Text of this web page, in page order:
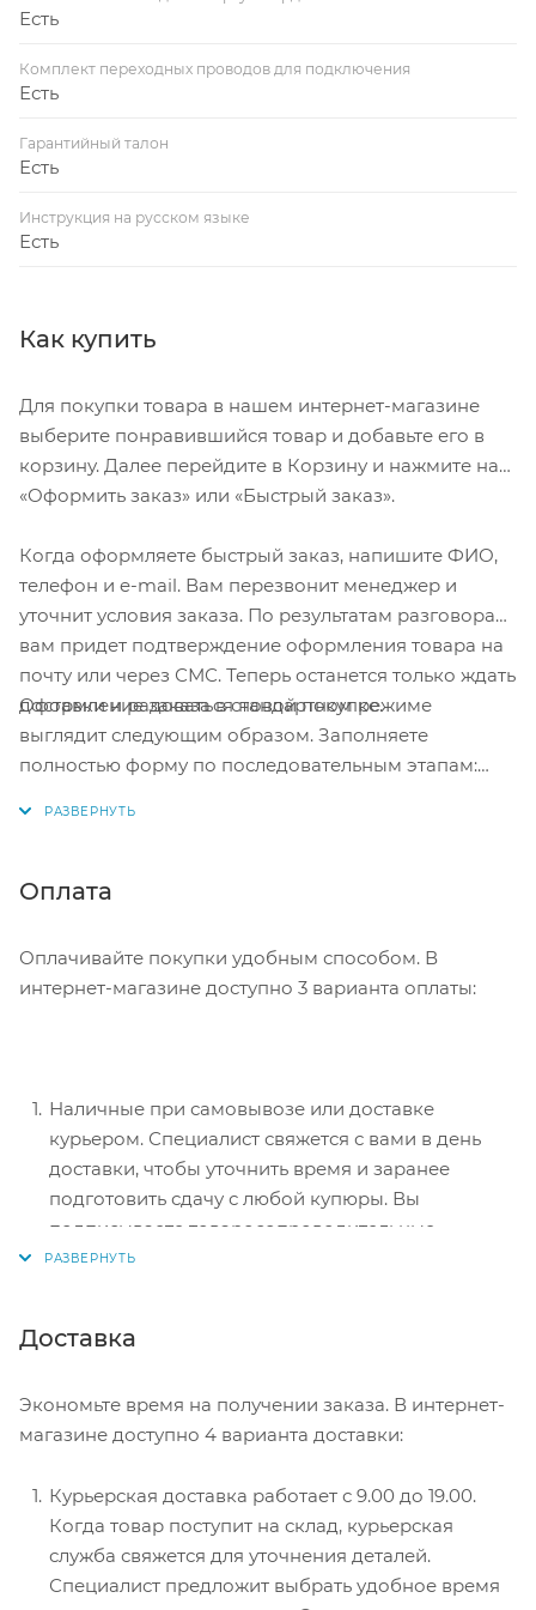
Есть
Комплект переходных проводов для подключения
Есть
Гарантийный талон
Есть
Инструкция на русском языке
Есть
Как купить
Для покупки товара в нашем интернет-магазине
выберите понравившийся товар и добавьте его в
корзину. Далее перейдите в Корзину и нажмите на
«Оформить заказ» или «Быстрый заказ».
Когда оформляете быстрый заказ, напишите ФИО,
телефон и e-mail. Вам перезвонит менеджер и
уточнит условия заказа. По результатам разговора
вам придет подтверждение оформления товара на
почту или через СМС. Теперь останется только ждать
доставки и радоваться новой покупке.
Оформление заказа в стандартном режиме
выглядит следующим образом. Заполняете
полностью форму по последовательным этапам:
Нажмите кнопку «Оформить заказ».
Оплата
Оплачивайте покупки удобным способом. В
интернет-магазине доступно 3 варианта оплаты:
Наличные при самовывозе или доставке
курьером. Специалист свяжется с вами в день
доставки, чтобы уточнить время и заранее
подготовить сдачу с любой купюры. Вы
подписываете товаросопроводительные
документы, вносите денежные средства,
перенаправит вас на сервер системы ASSIST.
Здесь нужно ввести номер карты, срок действия
Электронные системы при онлайн-заказе:
PayPal, WebMoney и Яндекс.Деньги. Для
совершения покупки система перенаправит вас
Доставка
Экономьте время на получении заказа. В интернет-
магазине доступно 4 варианта доставки:
Курьерская доставка работает с 9.00 до 19.00.
Когда товар поступит на склад, курьерская
служба свяжется для уточнения деталей.
Специалист предложит выбрать удобное время